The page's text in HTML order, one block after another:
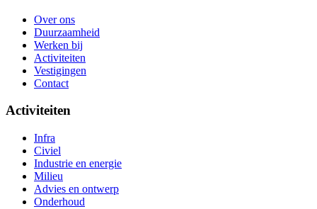
Over ons
Duurzaamheid
Werken bij
Activiteiten
Vestigingen
Contact
Activiteiten
Infra
Civiel
Industrie en energie
Milieu
Advies en ontwerp
Onderhoud